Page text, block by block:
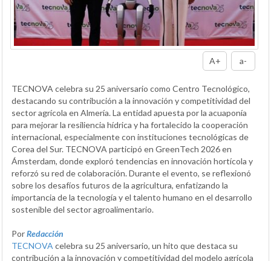
A+ a-
TECNOVA celebra su 25 aniversario como Centro Tecnológico,
destacando su contribución a la innovación y competitividad del
sector agrícola en Almería. La entidad apuesta por la acuaponía
para mejorar la resiliencia hídrica y ha fortalecido la cooperación
internacional, especialmente con instituciones tecnológicas de
Corea del Sur. TECNOVA participó en GreenTech 2026 en
Ámsterdam, donde exploró tendencias en innovación hortícola y
reforzó su red de colaboración. Durante el evento, se reflexionó
sobre los desafíos futuros de la agricultura, enfatizando la
importancia de la tecnología y el talento humano en el desarrollo
sostenible del sector agroalimentario.
PorRedacción
TECNOVA celebra su 25 aniversario, un hito que destaca su
contribución a la innovación y competitividad del modelo agrícola